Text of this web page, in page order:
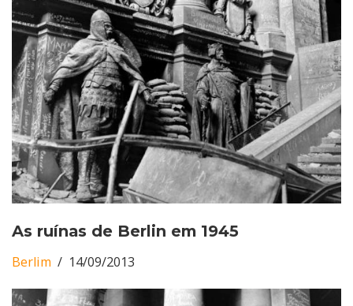
As ruínas de Berlin em 1945
Berlim 14/09/2013